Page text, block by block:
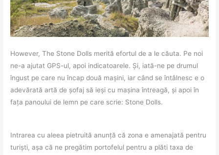
However, The Stone Dolls merită efortul de a le căuta. Pe noi
ne-a ajutat GPS-ul, apoi indicatoarele. Și, iată-ne pe drumul
îngust pe care nu încap două mașini, iar când se întâlnesc e o
adevărată artă de șofaj să ieși cu mașina întreagă, și apoi în
fața panoului de lemn pe care scrie: Stone Dolls.
Intrarea cu aleea pietruită anunță că zona e amenajată pentru
turiști, așa că ne pregătim portofelul pentru a plăti taxa de